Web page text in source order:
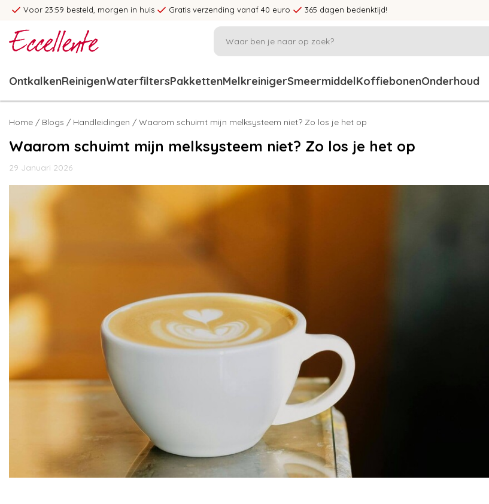
Voor 23:59 besteld, morgen in huis Gratis verzending vanaf 40 euro 365 dagen bedenktijd!
OntkalkenReinigenWaterfiltersPakkettenMelkreinigerSmeermiddelKoffiebonenOnderhoud
Home / Blogs / Handleidingen / Waarom schuimt mijn melksysteem niet? Zo los je het op
Waarom schuimt mijn melksysteem niet? Zo los je het op
29 Januari 2026